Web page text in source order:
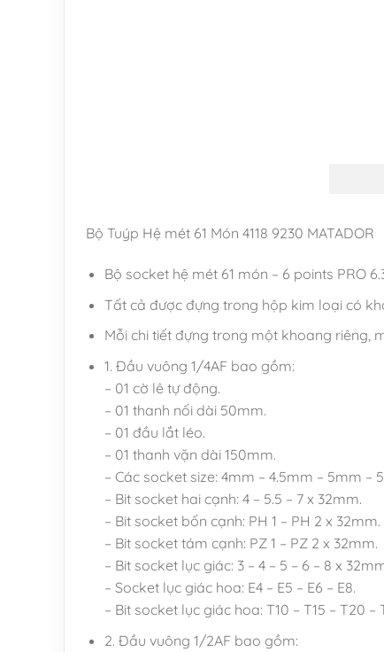
Bộ Tuýp Hệ mét 61 Món 4118 9230 MATADOR
Bộ socket hệ mét 61 món – 6 points PRO
Tất cả được đựng trong hộp kim loại có
Mỗi chi tiết đựng trong một khoang riêng,
1. Đầu vuông 1/4AF bao gồm:
– 01 cờ lê tự động.
– 01 thanh nối dài 50mm.
– 01 đầu lắt léo.
– 01 thanh vặn dài 150mm.
– Các socket size: 4mm – 4.5mm – 5mm –
– Bit socket hai cạnh: 4 – 5.5 – 7 x 32mm.
– Bit socket bốn cạnh: PH 1 – PH 2 x 32mm.
– Bit socket tám cạnh: PZ 1 – PZ 2 x 32mm.
– Bit socket lục giác: 3 – 4 – 5 – 6 – 8 x
– Socket lục giác hoa: E4 – E5 – E6 – E8.
– Bit socket lục giác hoa: T10 – T15 – T20 –
2. Đầu vuông 1/2AF bao gồm: